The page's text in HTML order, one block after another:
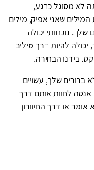
לא מסוגל כרגע,
שאני אפיק, מילים
שלך. נוכחותי יכולה
יכולה להיות דרך מילים
בידנו הבחירה.
ברורים שלך, עשויים
אנסה לחוות אותם דרך
או דרך החיוורון